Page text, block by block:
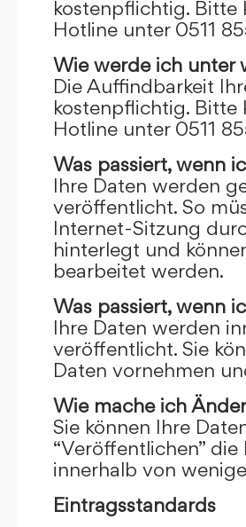
kostenpflichtig. Bitte
Hotline unter 0511
Wie werde ich unter
Die Auffindbarkeit
kostenpflichtig. Bitte
Hotline unter 0511
Was passiert, wenn
Ihre Daten werden
veröffentlicht. So
Internet-Sitzung
hinterlegt und
bearbeitet werden.
Was passiert, wenn
Ihre Daten werden
veröffentlicht. Sie
Daten vornehmen
Wie mache ich
Sie können Ihre
“Veröffentlichen”
innerhalb von
Eintragsstandards